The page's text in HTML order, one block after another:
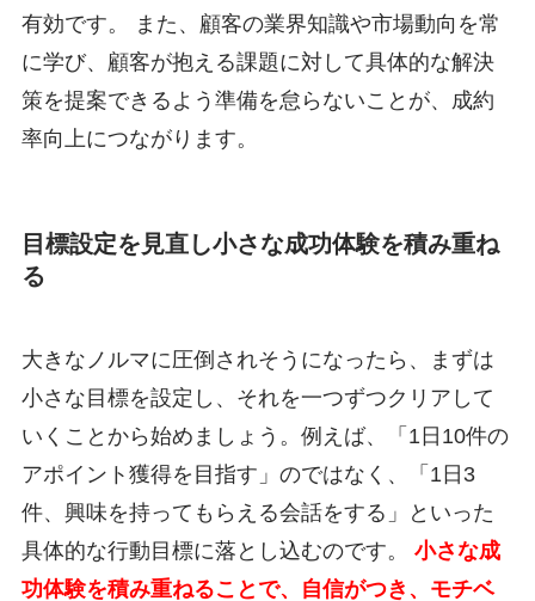
有効です。 また、顧客の業界知識や市場動向を常
に学び、顧客が抱える課題に対して具体的な解決
策を提案できるよう準備を怠らないことが、成約
率向上につながります。
目標設定を見直し小さな成功体験を積み重ね
る
大きなノルマに圧倒されそうになったら、まずは
小さな目標を設定し、それを一つずつクリアして
いくことから始めましょう。例えば、「1日10件の
アポイント獲得を目指す」のではなく、「1日3
件、興味を持ってもらえる会話をする」といった
具体的な行動目標に落とし込むのです。 小さな成
功体験を積み重ねることで、自信がつき、モチベ